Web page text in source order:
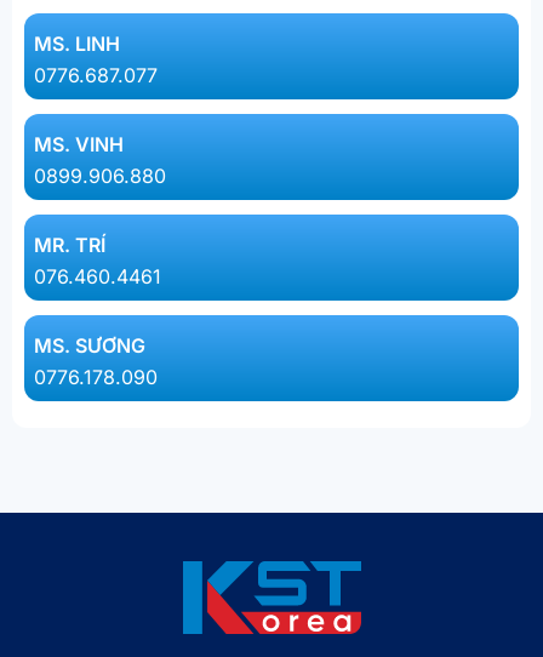
MS. LINH​
0776.687.077​
MS. VINH
0899.906.880
MR. TRÍ
076.460.4461
MS. SƯƠNG
0776.178.090